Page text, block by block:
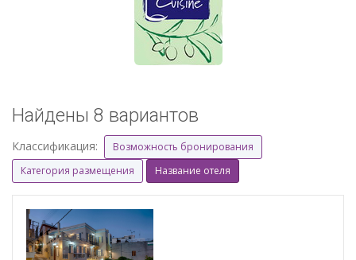
Найдены 8 вариантов
Классификация:
Возможность бронирования
Категория размещения
Название отеля